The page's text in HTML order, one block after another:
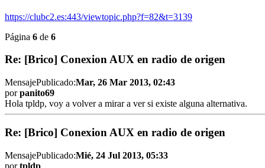
https://clubc2.es:443/viewtopic.php?f=82&t=3139
Página 6 de 6
Re: [Brico] Conexion AUX en radio de origen
MensajePublicado:Mar, 26 Mar 2013, 02:43
porpanito69
Hola tpldp, voy a volver a mirar a ver si existe alguna alternativa.
Re: [Brico] Conexion AUX en radio de origen
MensajePublicado:Mié, 24 Jul 2013, 05:33
portpldp